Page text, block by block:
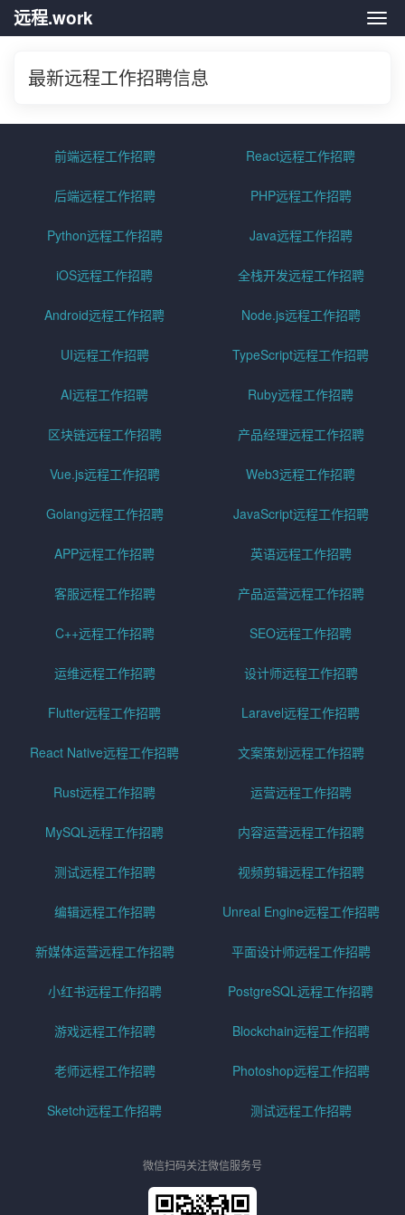
远
远程.work
最新远程工作招聘信息
前端远程工作招聘 React远程工作招聘
后端远程工作招聘 PHP远程工作招聘
Python远程工作招聘 Java远程工作招聘
iOS远程工作招聘 全栈开发远程工作招聘
Android远程工作招聘 Node.js远程工作招聘
UI远程工作招聘 TypeScript远程工作招聘
AI远程工作招聘 Ruby远程工作招聘
区块链远程工作招聘 产品经理远程工作招聘
Vue.js远程工作招聘 Web3远程工作招聘
Golang远程工作招聘 JavaScript远程工作招聘
APP远程工作招聘 英语远程工作招聘
客服远程工作招聘 产品运营远程工作招聘
C++远程工作招聘 SEO远程工作招聘
运维远程工作招聘 设计师远程工作招聘
Flutter远程工作招聘 Laravel远程工作招聘
React Native远程工作招聘 文案策划远程工作招聘
Rust远程工作招聘 运营远程工作招聘
MySQL远程工作招聘 内容运营远程工作招聘
测试远程工作招聘 视频剪辑远程工作招聘
编辑远程工作招聘 Unreal Engine远程工作招聘
新媒体运营远程工作招聘 平面设计师远程工作招聘
小红书远程工作招聘 PostgreSQL远程工作招聘
游戏远程工作招聘 Blockchain远程工作招聘
老师远程工作招聘 Photoshop远程工作招聘
Sketch远程工作招聘 测试远程工作招聘
微信扫码关注微信服务号